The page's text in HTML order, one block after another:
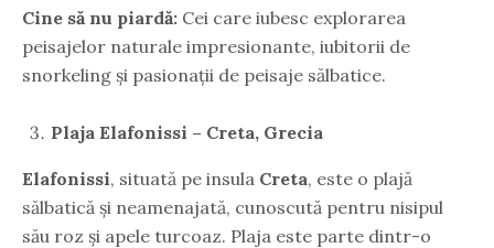
Cine să nu piardă: Cei care iubesc explorarea
peisajelor naturale impresionante, iubitorii de
snorkeling și pasionații de peisaje sălbatice.
Plaja Elafonissi – Creta, Grecia
Elafonissi, situată pe insula Creta, este o plajă
sălbatică și neamenajată, cunoscută pentru nisipul
său roz și apele turcoaz. Plaja este parte dintr-o